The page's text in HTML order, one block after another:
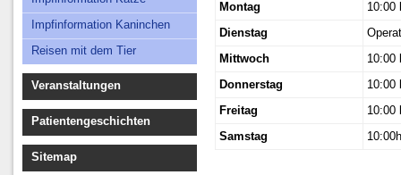
Impfinformation Kaninchen
Reisen mit dem Tier
Veranstaltungen
Patientengeschichten
Sitemap
Montag
10:00
Dienstag
Mittwoch
10:00
Donnerstag
10:00
Freitag
10:00
Samstag